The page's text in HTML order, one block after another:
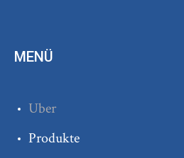
MENÜ
Uber
Produkte